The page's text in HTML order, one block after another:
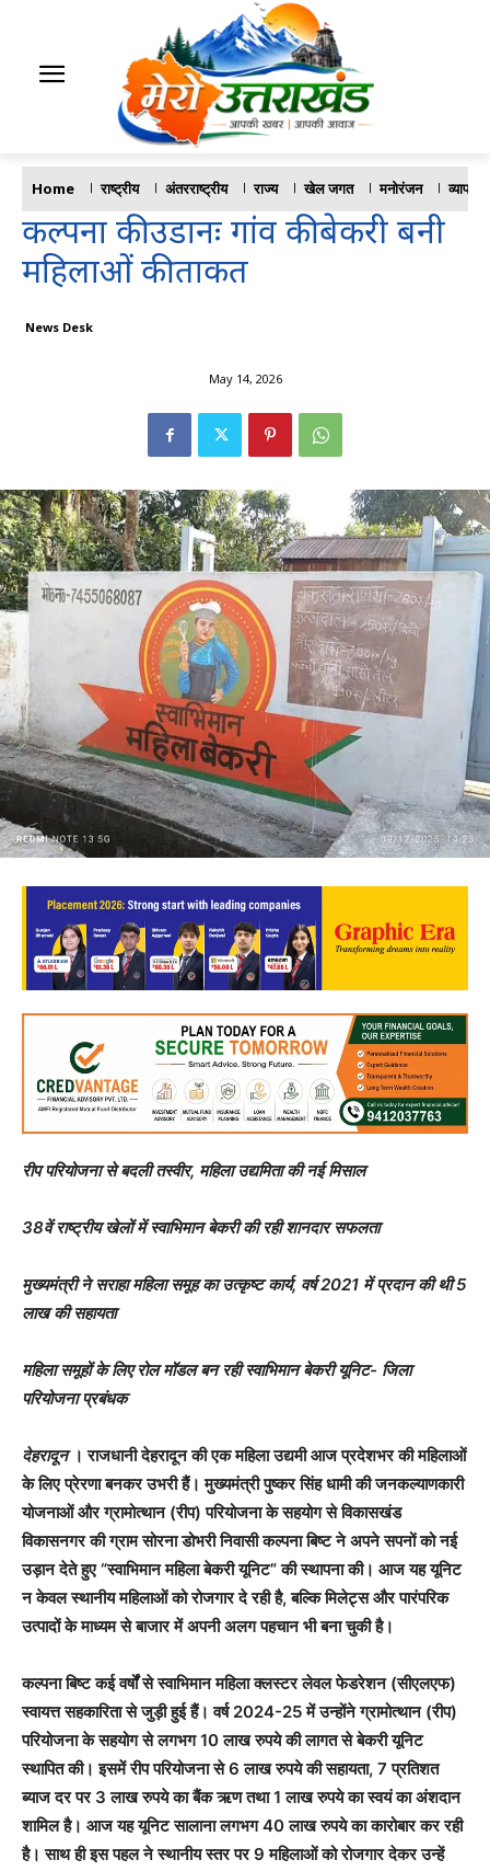
Home राष्ट्रीय अंतरराष्ट्रीय राज्य खेल जगत मनोरंजन व्यापार
कल्पना की उडानः गांव की बेकरी बनी
महिलाओं की ताकत
News Desk
May 14, 2026
रीप परियोजना से बदली तस्वीर, महिला उद्यमिता की नई मिसाल
38वें राष्ट्रीय खेलों में स्वाभिमान बेकरी की रही शानदार सफलता
मुख्यमंत्री ने सराहा महिला समूह का उत्कृष्ट कार्य, वर्ष 2021 में प्रदान की थी 5
लाख की सहायता
महिला समूहों के लिए रोल मॉडल बन रही स्वाभिमान बेकरी यूनिट- जिला
परियोजना प्रबंधक
देहरादून । राजधानी देहरादून की एक महिला उद्यमी आज प्रदेशभर की महिलाओं
के लिए प्रेरणा बनकर उभरी हैं। मुख्यमंत्री पुष्कर सिंह धामी की जनकल्याणकारी
योजनाओं और ग्रामोत्थान (रीप) परियोजना के सहयोग से विकासखंड
विकासनगर की ग्राम सोरना डोभरी निवासी कल्पना बिष्ट ने अपने सपनों को नई
उड़ान देते हुए “स्वाभिमान महिला बेकरी यूनिट” की स्थापना की। आज यह यूनिट
न केवल स्थानीय महिलाओं को रोजगार दे रही है, बल्कि मिलेट्स और पारंपरिक
उत्पादों के माध्यम से बाजार में अपनी अलग पहचान भी बना चुकी है।
कल्पना बिष्ट कई वर्षों से स्वाभिमान महिला क्लस्टर लेवल फेडरेशन (सीएलएफ)
स्वायत्त सहकारिता से जुड़ी हुई हैं। वर्ष 2024-25 में उन्होंने ग्रामोत्थान (रीप)
परियोजना के सहयोग से लगभग 10 लाख रुपये की लागत से बेकरी यूनिट
स्थापित की। इसमें रीप परियोजना से 6 लाख रुपये की सहायता, 7 प्रतिशत
ब्याज दर पर 3 लाख रुपये का बैंक ऋण तथा 1 लाख रुपये का स्वयं का अंशदान
शामिल है। आज यह यूनिट सालाना लगभग 40 लाख रुपये का कारोबार कर रही
है। साथ ही इस पहल ने स्थानीय स्तर पर 9 महिलाओं को रोजगार देकर उन्हें